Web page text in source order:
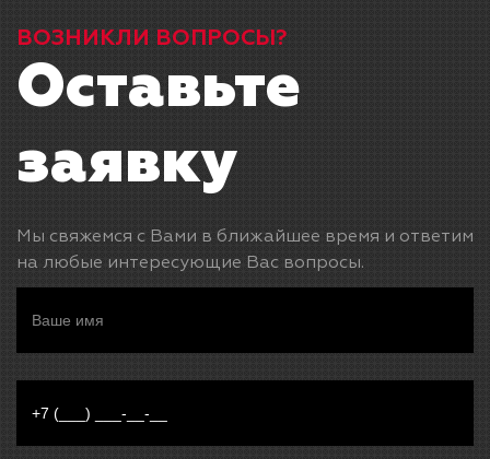
ВОЗНИКЛИ ВОПРОСЫ?
Оставьте
заявку
Мы свяжемся с Вами в ближайшее время и ответим
на любые интересующие Вас вопросы.